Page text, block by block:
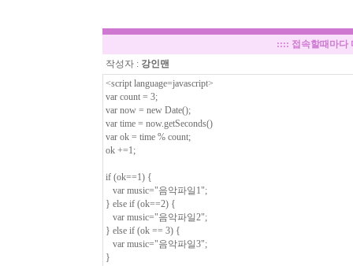
:::: 접속할때마다
작성자 : 강인맨
<script language=javascript>
var count = 3;
var now = new Date();
var time = now.getSeconds()
var ok = time % count;
ok +=1;
if (ok==1) {
var music="음악파일1";
} else if (ok==2) {
var music="음악파일2";
} else if (ok == 3) {
var music="음악파일3";
}